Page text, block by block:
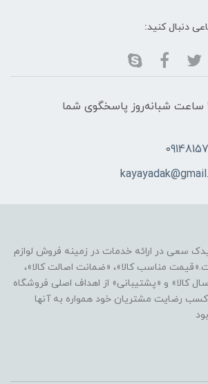
دنبال کنید:
هفت روز هفته ، ۲۴ ساعت شبانه‌روز پاسخگوی شما
سعی در ارائه خدمات در زمینه فروش لوازم
مناسب کالا»، «ضمانت اصالت کالا»،
کالا» و «پشتیبانی» از اهداف اصلی فروشگاه
رضایت مشتریان خود همواره به آنها